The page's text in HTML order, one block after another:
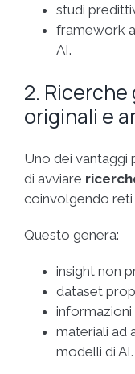
studi
framework
AI.
2.
originali e
Uno dei vantaggi
di avviare
coinvolgendo reti
Questo genera:
insight non
dataset
informazioni
materiali ad
modelli di AI.